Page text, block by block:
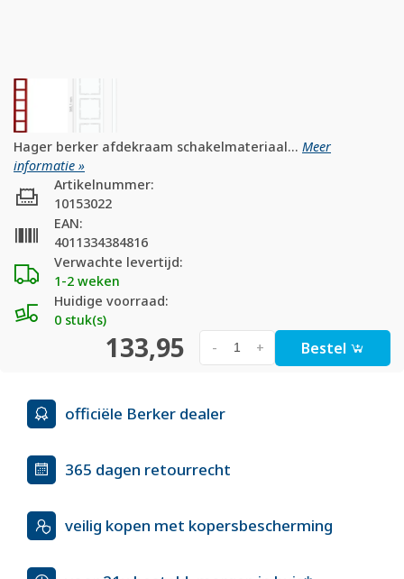
Hager berker afdekraam schakelmateriaal... Meer
informatie »
Verwachte levertijd:
1-2 weken
Huidige voorraad:
0 stuk(s)
Artikelnummer:
10153022
EAN:
4011334384816
133,95 +
- Bestel
officiële Berker dealer
365 dagen retourrecht
veilig kopen met kopersbescherming